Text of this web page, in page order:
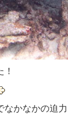
なかなかの迫